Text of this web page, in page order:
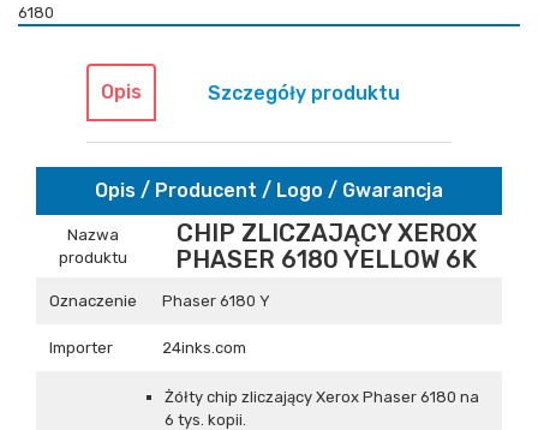
6180
Opis Szczegóły produktu
Opis / Producent / Logo / Gwarancja
Nazwa
produktu
CHIP ZLICZAJĄCY XEROX
PHASER 6180 YELLOW 6K
Oznaczenie Phaser 6180 Y
Importer 24inks.com
Żółty chip zliczający Xerox Phaser 6180 na
6 tys. kopii.